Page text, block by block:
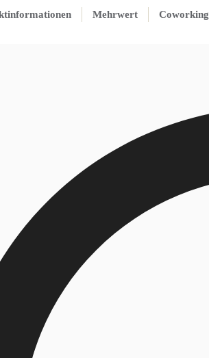
Mehrwert Coworking